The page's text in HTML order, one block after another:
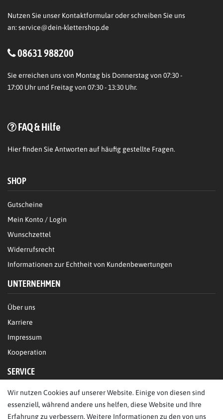
Nutzen Sie unser Kontaktformular oder schreiben Sie uns
an: service@dein-klettershop.de
08631 988200
Sie erreichen uns von Montag bis Donnerstag von 07:30 -
17:00 Uhr und Freitag von 07:30 - 13:30 Uhr.
FAQ & Hilfe
Hierfinden Sie Antworten auf häufig gestellte Fragen.
SHOP
Gutscheine
Mein Konto / Login
Wunschzettel
Widerrufsrecht
Informationen zur Echtheit von Kundenbewertungen
UNTERNEHMEN
Über uns
Karriere
Impressum
Kooperation
SERVICE
FAQ/Hilfe
Wir nutzen Cookies auf unserer Website. Einige von diesen sind
essenziell, während andere uns helfen, diese Website und Ihre
Erfahrung zu verbessern. Weitere Informationen zu den von uns